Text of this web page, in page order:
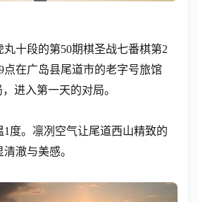
十段的第50期棋圣战七番棋第2
点在广岛县尾道市的老字号旅馆
进入第一天的对局。
1度。凛冽空气让尾道西山精致的
澈与美感。